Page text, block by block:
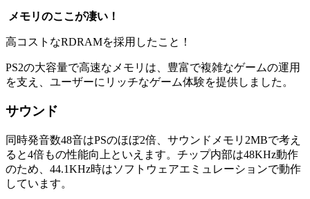
メモリのここが凄い！
高コストなRDRAMを採用したこと！
PS2の大容量で高速なメモリは、豊富で複雑なゲームの運用
を支え、ユーザーにリッチなゲーム体験を提供しました。
サウンド
同時発音数48音はPSのほぼ2倍、サウンドメモリ2MBで考え
ると4倍もの性能向上といえます。チップ内部は48KHz動作
のため、44.1KHz時はソフトウェアエミュレーションで動作
しています。